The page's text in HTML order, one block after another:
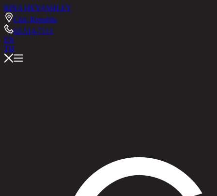
RINA HEYASHLEY
Chic Republic
02-514-7111
EN
TH